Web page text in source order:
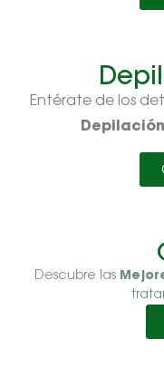
Entérate de los
Descubre las